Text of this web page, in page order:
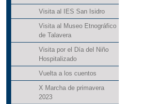
Visita al IES San Isidro
Visita al Museo Etnográfico
de Talavera
Visita por el Día del Niño
Hospitalizado
Vuelta a los cuentos
X Marcha de primavera
2023